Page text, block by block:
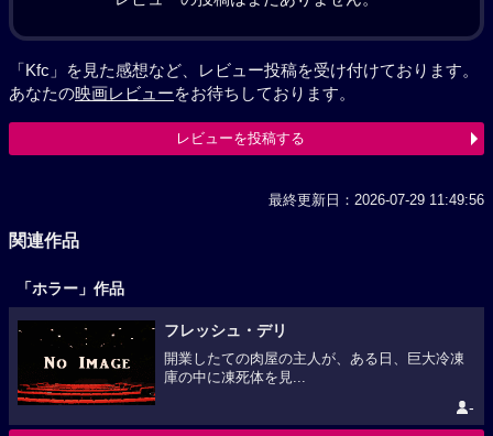
「Kfc」を見た感想など、レビュー投稿を受け付けております。
あなたの映画レビューをお待ちしております。
レビューを投稿する
最終更新日：2026-07-29 11:49:56
関連作品
「ホラー」作品
フレッシュ・デリ
開業したての肉屋の主人が、ある日、巨大冷凍
庫の中に凍死体を見...
-